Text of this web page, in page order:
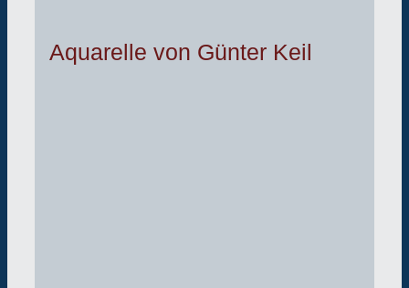
Aquarelle von Günter Keil